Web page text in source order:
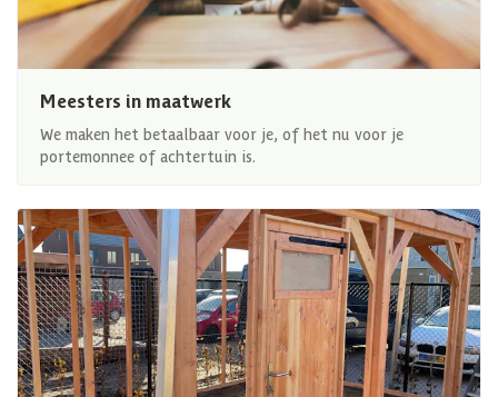
Meesters in maatwerk
We maken het betaalbaar voor je, of het nu voor je
portemonnee of achtertuin is.